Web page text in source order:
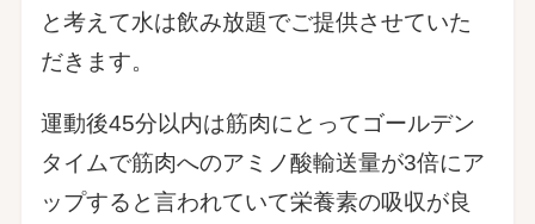
と考えて水は飲み放題でご提供させていた
だきます。
運動後45分以内は筋肉にとってゴールデン
タイムで筋肉へのアミノ酸輸送量が3倍にア
ップすると言われていて栄養素の吸収が良